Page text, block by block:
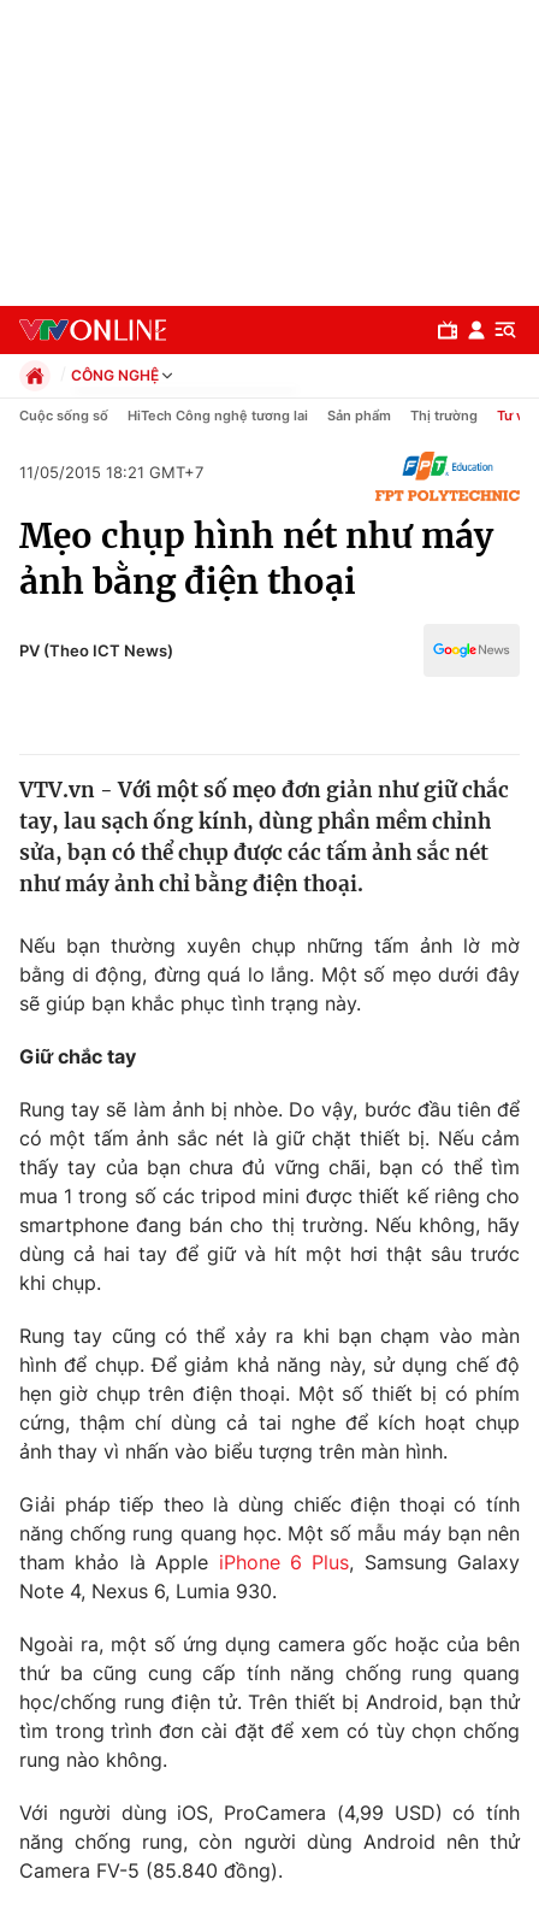
Chính trị
Thế giới
Tin tức
Câu chuyện quốc tế
Kinh tế
Tài chính
Thị trường
Góc doanh nghiệp
Dữ liệu và đời sống
Hậu trường
Nhân vật
Khán giả
Giải sao mai
Giải trí
Điện ảnh
Âm nhạc
Sao
Đời sống
Du lịch
Làm đẹp
Chất lượng cuộc sống
Giáo dục
Tuyển sinh
Học trực tuyến
Hitech Công nghệ tương lai
Sản phẩm
Thị trường
Tư vấn
Giao lưu trực tuyến
Lịch phát sóng
Chuyên mục khác
Emagazine Podcast
Photo Infographic
Video Shorts video
VTV Money VTV Thể thao
VTV Sức khoẻ Bất động sản
CÔNG NGHỆ
Chính trị
Pháp luật
Thể thao
Truyền hình
Văn hóa - Giải trí
Đời sống
Cuộc sống số HiTech Công nghệ tương lai Sản phẩm Thị trường Tư vấn
11/05/2015 18:21 GMT+7
Mẹo chụp hình nét như máy
ảnh bằng điện thoại
PV (Theo ICT News)
VTV.vn - Với một số mẹo đơn giản như giữ chắc
tay, lau sạch ống kính, dùng phần mềm chỉnh
sửa, bạn có thể chụp được các tấm ảnh sắc nét
như máy ảnh chỉ bằng điện thoại.
Nếu bạn thường xuyên chụp những tấm ảnh lờ mờ
bằng di động, đừng quá lo lắng. Một số mẹo dưới đây
sẽ giúp bạn khắc phục tình trạng này.
Giữ chắc tay
Rung tay sẽ làm ảnh bị nhòe. Do vậy, bước đầu tiên để
có một tấm ảnh sắc nét là giữ chặt thiết bị. Nếu cảm
thấy tay của bạn chưa đủ vững chãi, bạn có thể tìm
mua 1 trong số các tripod mini được thiết kế riêng cho
smartphone đang bán cho thị trường. Nếu không, hãy
dùng cả hai tay để giữ và hít một hơi thật sâu trước
khi chụp.
Rung tay cũng có thể xảy ra khi bạn chạm vào màn
hình để chụp. Để giảm khả năng này, sử dụng chế độ
hẹn giờ chụp trên điện thoại. Một số thiết bị có phím
cứng, thậm chí dùng cả tai nghe để kích hoạt chụp
ảnh thay vì nhấn vào biểu tượng trên màn hình.
Giải pháp tiếp theo là dùng chiếc điện thoại có tính
năng chống rung quang học. Một số mẫu máy bạn nên
tham khảo là Apple iPhone 6 Plus, Samsung Galaxy
Note 4, Nexus 6, Lumia 930.
Ngoài ra, một số ứng dụng camera gốc hoặc của bên
thứ ba cũng cung cấp tính năng chống rung quang
học/chống rung điện tử. Trên thiết bị Android, bạn thử
tìm trong trình đơn cài đặt để xem có tùy chọn chống
rung nào không.
Với người dùng iOS, ProCamera (4,99 USD) có tính
năng chống rung, còn người dùng Android nên thử
Camera FV-5 (85.840 đồng).